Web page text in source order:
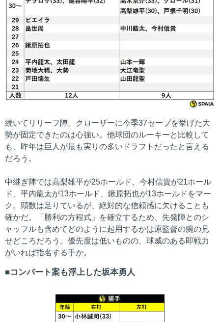
続いてリリーフ陣。クローザーに今季37セーブを挙げた大
勢が固定できたのは心強い。他球団のルーキーと比較して
も、昨年は巨人が最も実りの多いドラフトだったと言える
だろう。
中継ぎ陣では高梨雄平が25ホールド、今村信貴が21ホール
ド、平内龍太が13ホールド、鍬原拓也が13ホールドをマー
ク。頭数は足りているが、絶対的な信頼感に欠けることも
確かだ。「勝利の方程式」を確立するため、先発陣とのシ
ャッフルも含めてどのように起用するかは原監督の腕の見
せどころだろう。優先度は低いものの、球威のある即戦力
がいれば指名する手か。
コンバート案も浮上した坂本勇人